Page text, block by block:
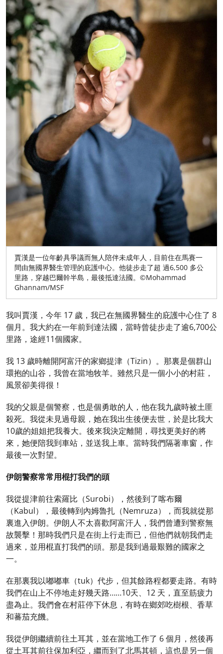
賈漢是一位年齡具爭議而無人陪伴未成年人，目前住在馬賽一
間由無國界醫生管理的庇護中心。他徒步走了超 過6,500 多公
里路，穿越巴爾幹半島，最後抵達法國。©Mohammad
Ghannam/MSF
我叫賈漢，今年 17 歲，我已在無國界醫生的庇護中心住了 8
個月。我大約在一年前到達法國，當時曾徒步走了逾6,700公
里路，途經11個國家。
我 13 歲時離開阿富汗的家鄉提津（Tizin）。那裏是個群山
環抱的山谷，我曾在當地牧羊。雖然只是一個小小的村莊，
風景卻美得很！
我的父親是個警察，也是個勇敢的人，他在我九歲時被土匪
殺死。我從未見過母親，她在我出生後便去世，於是比我大
10歲的姐姐把我養大。後來我決定離開，尋找更美好的將
來，她便陪我到車站，並送我上車。當時我們隔著車窗，作
最後一次對望。
伊朗警察常常用棍打我們的頭
我從提津前往索羅比（Surobi），然後到了喀布爾
（Kabul），最後轉到內姆魯扎（Nemruza），而我就從那
裏進入伊朗。伊朗人不太喜歡阿富汗人，我們曾遭到警察無
故襲擊！那時我們只是在街上行走而已，但他們就朝我們走
過來，並用棍直打我們的頭。那是我到過最艱難的國家之
一。
在那裏我以嘟嘟車（tuk）代步，但其餘路程都要走路。有時
我們在山上不停地走好幾天路……10天、12 天，直至筋疲力
盡為止。我們會在村莊停下休息，有時在鄉郊吃樹根、香草
和蕃茄充饑。
我從伊朗繼續前往土耳其，並在當地工作了 6 個月，然後再
從土耳其前往保加利亞，繼而到了北馬其頓，這也是另一個